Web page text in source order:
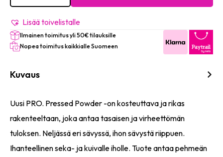
Pressed
HD
-
#206
(Cookie
Dust)
Lisää toivelistalle
Ilmainen toimitus yli 50€ tilauksille
Nopea toimitus kaikkialle Suomeen
Kuvaus
Uusi PRO. Pressed Powder -on kosteuttava ja rikas
rakenteeltaan, joka antaa tasaisen ja virheettömän
tuloksen. Neljässä eri sävyssä, ihon sävystä riippuen.
Ihanteellinen seka- ja kuivalle iholle. Tuote antaa pehmeän